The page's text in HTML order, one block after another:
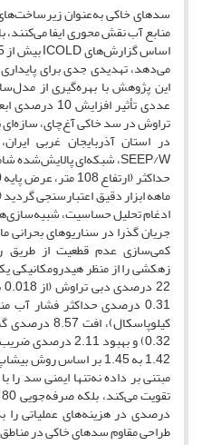
سدهای خاکی به‌عنوان
منابع آب نقش محوری ایفا می‌کنند،
می‌دهد، تهدیدی جدی برای
این پژوهش با بهره‌گیری از
عددی تأثیر
در استان آذربایجان غربی
جریان گذرا در سناریوهای بحرانی
کمی‌سازی عدم قطعیت از طریق
زهکشی را از منظر هیدرومکانیکی
0.32) و بهبود
1.42 به 1.45 بر اساس
درصدی در هزینه‌های عملیاتی را
طراحی مقاوم سدهای خاکی در